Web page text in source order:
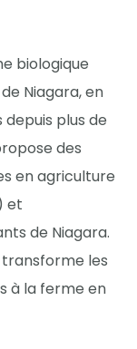
biologique
Niagara, en
plus de
des
en agriculture
et
de Niagara.
transforme les
à la ferme en